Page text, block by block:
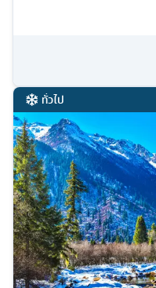
ทั่วไป